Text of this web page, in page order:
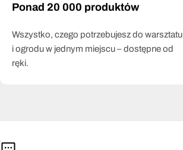
Ponad 20 000 produktów
Wszystko, czego potrzebujesz do warsztatu
i ogrodu w jednym miejscu – dostępne od
ręki.